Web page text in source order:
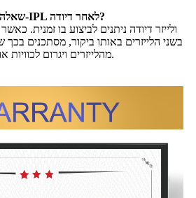
שאלה 2. האם ניתן להשתמש ב-IPL לאחר דיודה?
בשני הלייזרים באותו ביקור, מסתכנים בכך
מהלייזרים ויגרום לכוויות או לתגובות שליליות אחרות.